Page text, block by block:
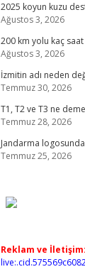
2025 koyun kuzu
Ağustos 3, 2026
200 km yolu kaç
Ağustos 3, 2026
İzmitin adı neden
Temmuz 30, 2026
T1, T2 ve T3 ne
Temmuz 28, 2026
Jandarma
Temmuz 25, 2026
Reklam ve İletişim: